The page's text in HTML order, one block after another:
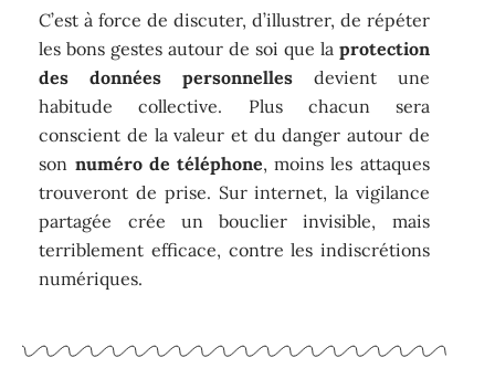
C’est à force de discuter, d’illustrer, de répéter
les bons gestes autour de soi que la protection
des données personnelles devient une
habitude collective. Plus chacun sera
conscient de la valeur et du danger autour de
son numéro de téléphone, moins les attaques
trouveront de prise. Sur internet, la vigilance
partagée crée un bouclier invisible, mais
terriblement efficace, contre les indiscrétions
numériques.